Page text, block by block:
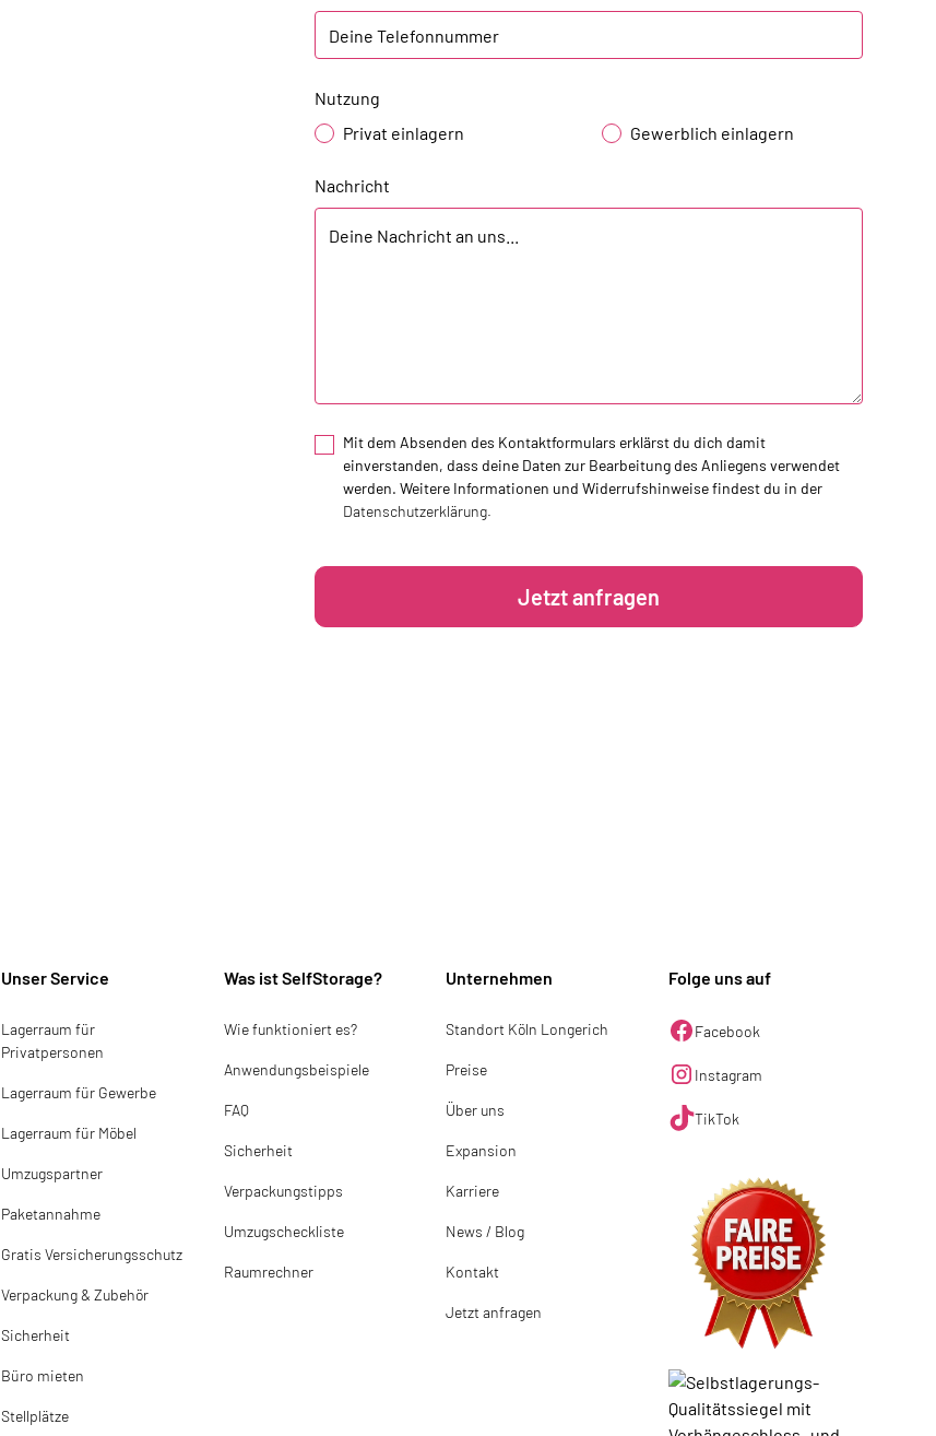
Nutzung
Privat einlagern
Gewerblich einlagern
Nachricht
Mit dem Absenden des Kontaktformulars erklärst du dich damit
einverstanden, dass deine Daten zur Bearbeitung des Anliegens verwendet
werden. Weitere Informationen und Widerrufshinweise findest du in der
Datenschutzerklärung.
Unser Service
Lagerraum für
Privatpersonen
Lagerraum für Gewerbe
Lagerraum für Möbel
Umzugspartner
Paketannahme
Gratis Versicherungsschutz
Verpackung & Zubehör
Sicherheit
Büro mieten
Stellplätze
Was ist SelfStorage?
Wie funktioniert es?
Anwendungsbeispiele
FAQ
Sicherheit
Verpackungstipps
Umzugscheckliste
Raumrechner
Unternehmen
Standort Köln Longerich
Preise
Über uns
Expansion
Karriere
News / Blog
Kontakt
Jetzt anfragen
Folge uns auf
Facebook
Instagram
TikTok